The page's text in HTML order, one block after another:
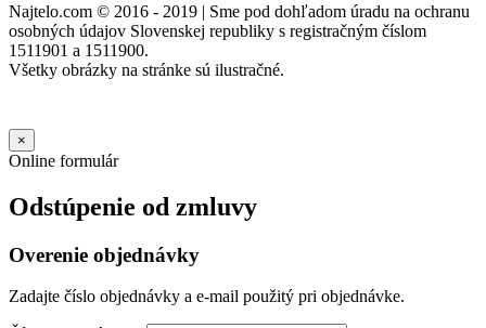
Najtelo.com © 2016 - 2019 | Sme pod dohľadom úradu na ochranu
osobných údajov Slovenskej republiky s registračným číslom
1511901 a 1511900.
Všetky obrázky na stránke sú ilustračné.
×
Online formulár
Odstúpenie od zmluvy
Overenie objednávky
Zadajte číslo objednávky a e-mail použitý pri objednávke.